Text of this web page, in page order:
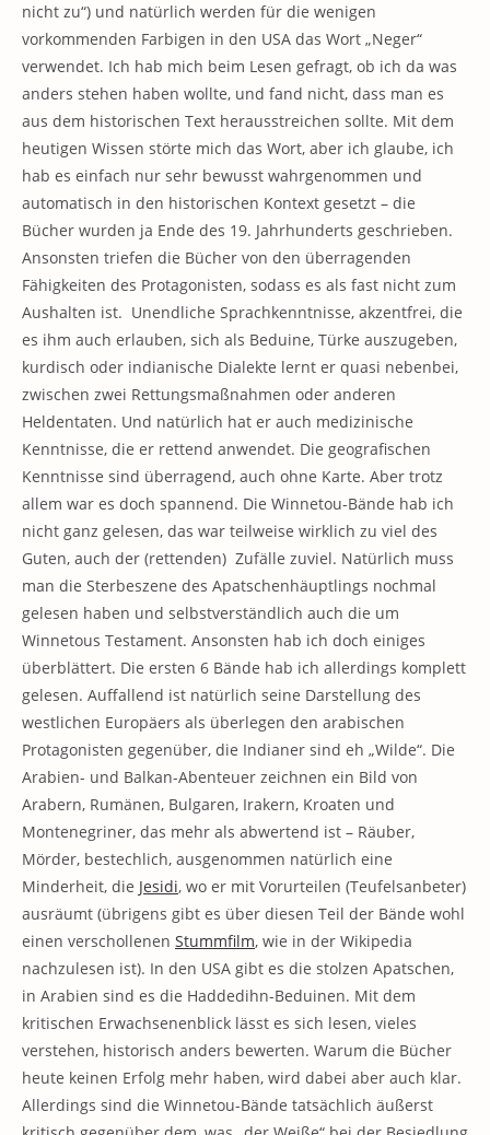
nicht zu“) und natürlich werden für die wenigen
vorkommenden Farbigen in den USA das Wort „Neger“
verwendet. Ich hab mich beim Lesen gefragt, ob ich da was
anders stehen haben wollte, und fand nicht, dass man es
aus dem historischen Text herausstreichen sollte. Mit dem
heutigen Wissen störte mich das Wort, aber ich glaube, ich
hab es einfach nur sehr bewusst wahrgenommen und
automatisch in den historischen Kontext gesetzt – die
Bücher wurden ja Ende des 19. Jahrhunderts geschrieben.
Ansonsten triefen die Bücher von den überragenden
Fähigkeiten des Protagonisten, sodass es als fast nicht zum
Aushalten ist. Unendliche Sprachkenntnisse, akzentfrei, die
es ihm auch erlauben, sich als Beduine, Türke auszugeben,
kurdisch oder indianische Dialekte lernt er quasi nebenbei,
zwischen zwei Rettungsmaßnahmen oder anderen
Heldentaten. Und natürlich hat er auch medizinische
Kenntnisse, die er rettend anwendet. Die geografischen
Kenntnisse sind überragend, auch ohne Karte. Aber trotz
allem war es doch spannend. Die Winnetou-Bände hab ich
nicht ganz gelesen, das war teilweise wirklich zu viel des
Guten, auch der (rettenden) Zufälle zuviel. Natürlich muss
man die Sterbeszene des Apatschenhäuptlings nochmal
gelesen haben und selbstverständlich auch die um
Winnetous Testament. Ansonsten hab ich doch einiges
überblättert. Die ersten 6 Bände hab ich allerdings komplett
gelesen. Auffallend ist natürlich seine Darstellung des
westlichen Europäers als überlegen den arabischen
Protagonisten gegenüber, die Indianer sind eh „Wilde“. Die
Arabien- und Balkan-Abenteuer zeichnen ein Bild von
Arabern, Rumänen, Bulgaren, Irakern, Kroaten und
Montenegriner, das mehr als abwertend ist – Räuber,
Mörder, bestechlich, ausgenommen natürlich eine
Minderheit, die Jesidi, wo er mit Vorurteilen (Teufelsanbeter)
ausräumt (übrigens gibt es über diesen Teil der Bände wohl
einen verschollenen Stummfilm, wie in der Wikipedia
nachzulesen ist). In den USA gibt es die stolzen Apatschen,
in Arabien sind es die Haddedihn-Beduinen. Mit dem
kritischen Erwachsenenblick lässt es sich lesen, vieles
verstehen, historisch anders bewerten. Warum die Bücher
heute keinen Erfolg mehr haben, wird dabei aber auch klar.
Allerdings sind die Winnetou-Bände tatsächlich äußerst